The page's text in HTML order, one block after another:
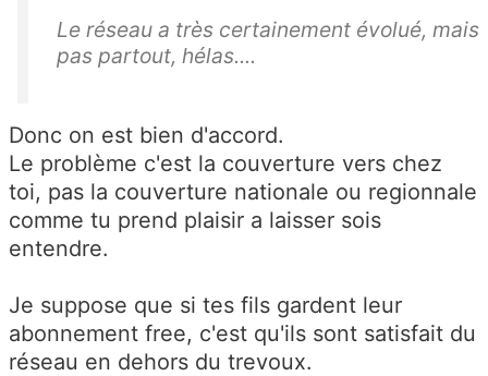
Le réseau a très certainement évolué, mais
pas partout, hélas....
Donc on est bien d'accord.
Le problème c'est la couverture vers chez
toi, pas la couverture nationale ou regionnale
comme tu prend plaisir a laisser sois
entendre.
Je suppose que si tes fils gardent leur
abonnement free, c'est qu'ils sont satisfait du
réseau en dehors du trevoux.